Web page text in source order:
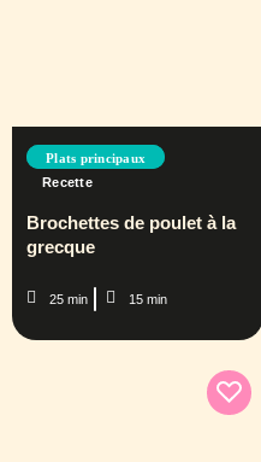
Plats principaux
Recette
Brochettes de poulet à la
grecque
25 min 15 min